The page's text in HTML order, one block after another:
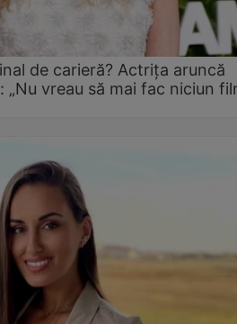
de carieră? Actrița aruncă
vreau să mai fac niciun